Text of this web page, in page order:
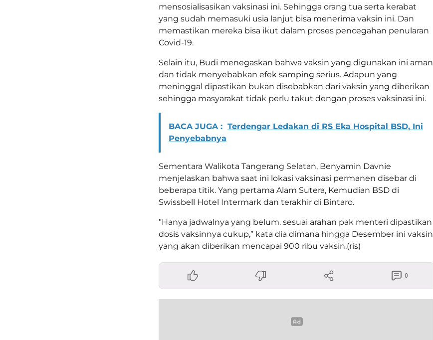
mensosialisasikan vaksinasi ini. Sehingga orang tua serta kerabat
yang sudah memasuki usia lanjut bisa menerima vaksin ini. Dan
memastikan mereka bisa ikut dalam proses pencegahan penularan
Covid-19.
Selain itu, Budi menegaskan bahwa vaksin yang digunakan ini aman
dan tidak menyebabkan efek samping serius. Adapun yang
meninggal dipastikan bukan disebabkan dari vaksin yang diberikan
sehingga masyarakat tidak perlu takut dengan proses vaksinasi ini.
BACA JUGA : Terdengar Ledakan di RS Eka Hospital BSD, Ini
Penyebabnya
Sementara Walikota Tangerang Selatan, Benyamin Davnie
menjelaskan bahwa saat ini lokasi vaksinasi permanen disebar di
beberapa titik. Yang pertama Alam Sutera, Kemudian BSD di
Swissbell Hotel Intermark dan terakhir di Bintaro.
”Hanya jadwalnya yang belum. sesuai arahan pak menteri dipastikan
dosis vaksinnya cukup,” kata dia dimana hingga Desember ini vaksin
yang akan diberikan mencapai 900 ribu vaksin.(ris)
0